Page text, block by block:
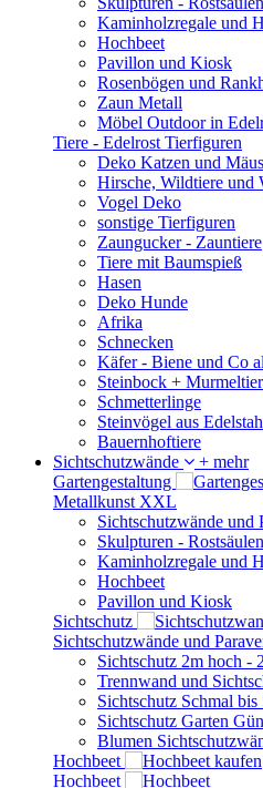
Kaminholzregale und
Hochbeet
Pavillon und Kiosk
Rosenbögen und
Zaun Metall
Möbel Outdoor in
Tiere - Edelrost Tierfiguren
Deko Katzen und
Hirsche, Wildtiere und
Vogel Deko
sonstige Tierfiguren
Zaungucker - Zauntiere
Tiere mit Baumspieß
Hasen
Deko Hunde
Afrika
Schnecken
Käfer - Biene und Co
Steinbock +
Schmetterlinge
Steinvögel aus
Bauernhoftiere
Sichtschutzwände
+ mehr
Gartengestaltung
Metallkunst XXL
Sichtschutzwände und
Skulpturen -
Kaminholzregale und
Hochbeet
Pavillon und Kiosk
Sichtschutz
Sichtschutzwände und
Sichtschutz 2m hoch -
Trennwand und
Sichtschutz Schmal bis
Sichtschutz Garten
Blumen
Hochbeet
Hochbeet